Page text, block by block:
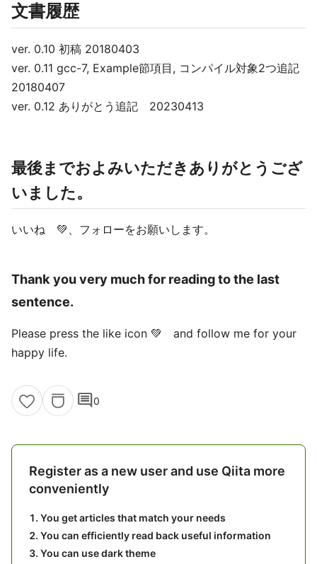
文書履歴
ver. 0.10 初稿 20180403
ver. 0.11 gcc-7, Example節項目, コンパイル対象2つ追記
20180407
ver. 0.12 ありがとう追記 20230413
最後までおよみいただきありがとうござ
いました。
いいね 💚、フォローをお願いします。
Thank you very much for reading to the last
sentence.
Please press the like icon 💚 and follow me for your
happy life.
comment0
Register as a new user and use Qiita more
conveniently
You get articles that match your needs
You can efficiently read back useful information
You can use dark theme